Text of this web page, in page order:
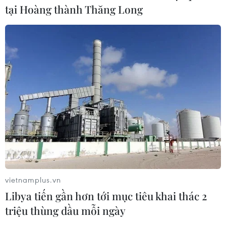
tại Hoàng thành Thăng Long
vietnamplus.vn
Libya tiến gần hơn tới mục tiêu khai thác 2
triệu thùng dầu mỗi ngày